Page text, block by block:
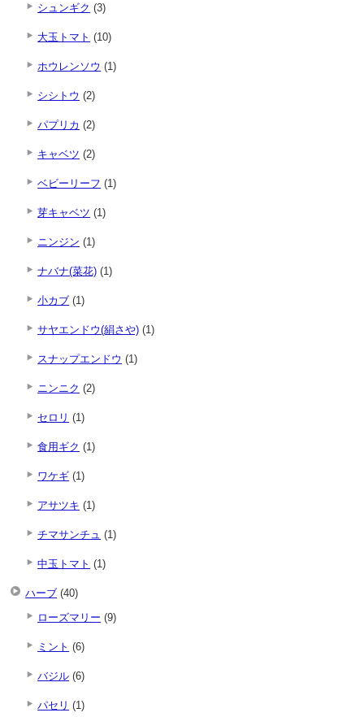
シュンギク (3)
大玉トマト (10)
ホウレンソウ (1)
シシトウ (2)
パプリカ (2)
キャベツ (2)
ベビーリーフ (1)
芽キャベツ (1)
ニンジン (1)
ナバナ(菜花) (1)
小カブ (1)
サヤエンドウ(絹さや) (1)
スナップエンドウ (1)
ニンニク (2)
セロリ (1)
食用ギク (1)
ワケギ (1)
アサツキ (1)
チマサンチュ (1)
中玉トマト (1)
ハーブ (40)
ローズマリー (9)
ミント (6)
バジル (6)
パセリ (1)